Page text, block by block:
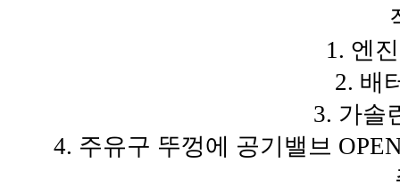
1. 엔
2. 배
3. 가솔
4. 주유구 뚜껑에 공기밸브